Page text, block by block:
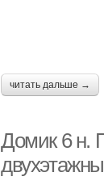
читать дальше →
Домик 6 н.